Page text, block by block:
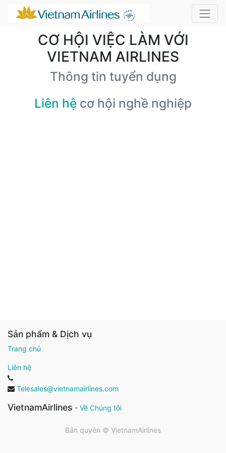
CƠ HỘI VIỆC LÀM VỚI
VIETNAM AIRLINES
Thông tin tuyển dụng
Liên hệ cơ hội nghề nghiệp
Sản phẩm & Dịch vụ
Trang chủ
Liên hệ
Telesales@vietnamairlines.com
VietnamAirlines - Về Chúng tôi
Bản quyền © VietnamAirlines